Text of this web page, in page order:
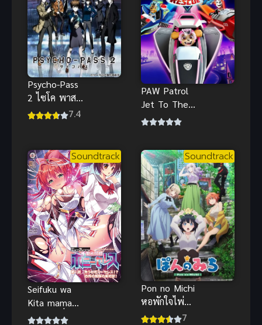
Psycho-Pass
2 ไซโค พาส
ถอดรหัสล่า7.4
PAW Patrol
Jet To The
Rescue
พากย์ไทยสนุก
จัด
Soundtrack
Seifuku wa
Kita mama
de ตอนที่ 1
Soundtrack
Pon no Michi
หอพักใจไพ่นก
กระจอก
7